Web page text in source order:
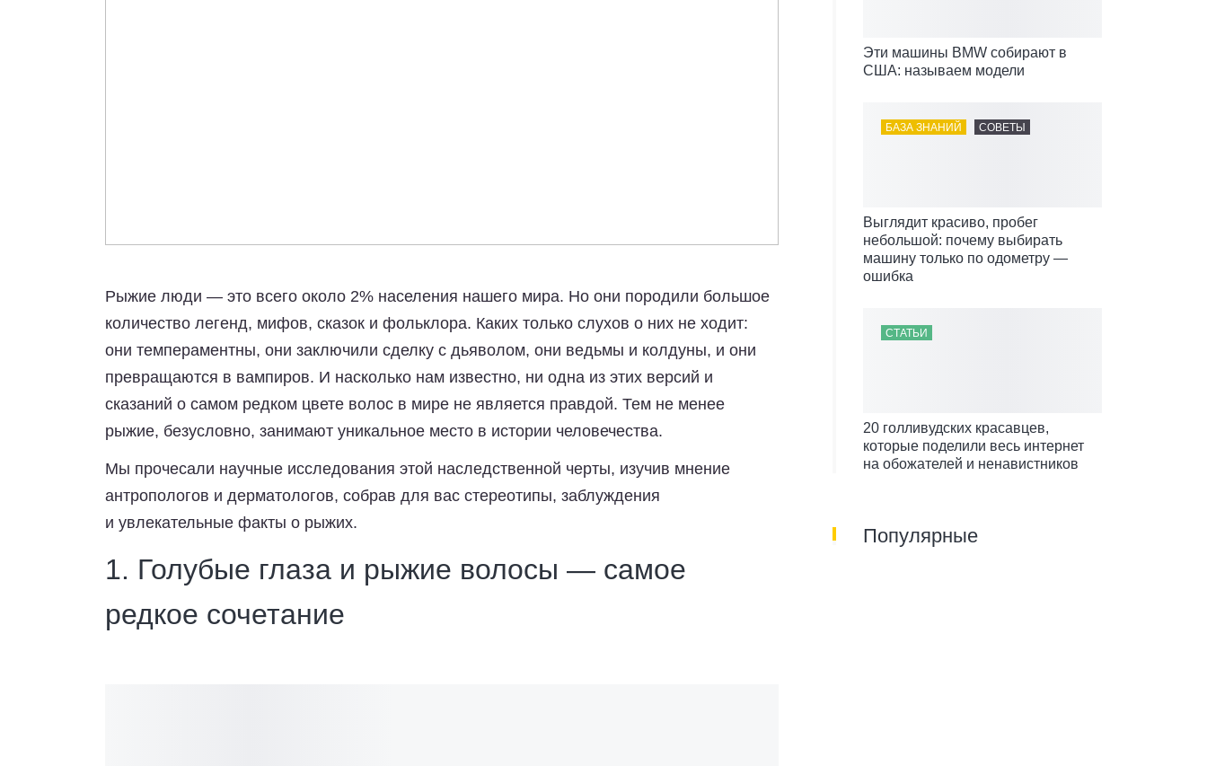
Рыжие люди — это всего около 2% населения нашего мира. Но они породили большое
количество легенд, мифов, сказок и фольклора. Каких только слухов о них не ходит:
они темпераментны, они заключили сделку с дьяволом, они ведьмы и колдуны, и они
превращаются в вампиров. И насколько нам известно, ни одна из этих версий и
сказаний о самом редком цвете волос в мире не является правдой. Тем не менее
рыжие, безусловно, занимают уникальное место в истории человечества.
Мы прочесали научные исследования этой наследственной черты, изучив мнение
антропологов и дерматологов, собрав для вас стереотипы, заблуждения
и увлекательные факты о рыжих.
1. Голубые глаза и рыжие волосы — самое
редкое сочетание
Эти машины BMW собирают в
США: называем модели
БАЗА ЗНАНИЙ СОВЕТЫ
Выглядит красиво, пробег
небольшой: почему выбирать
машину только по одометру —
ошибка
СТАТЬИ
20 голливудских красавцев,
которые поделили весь интернет
на обожателей и ненавистников
Популярные